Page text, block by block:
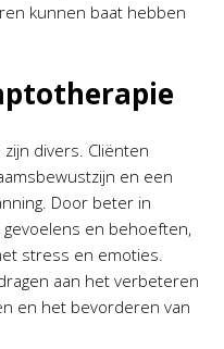
kunnen baat hebben
divers. Cliënten
en een
Door beter in
en behoeften,
stress en emoties.
aan het verbeteren
en het bevorderen van